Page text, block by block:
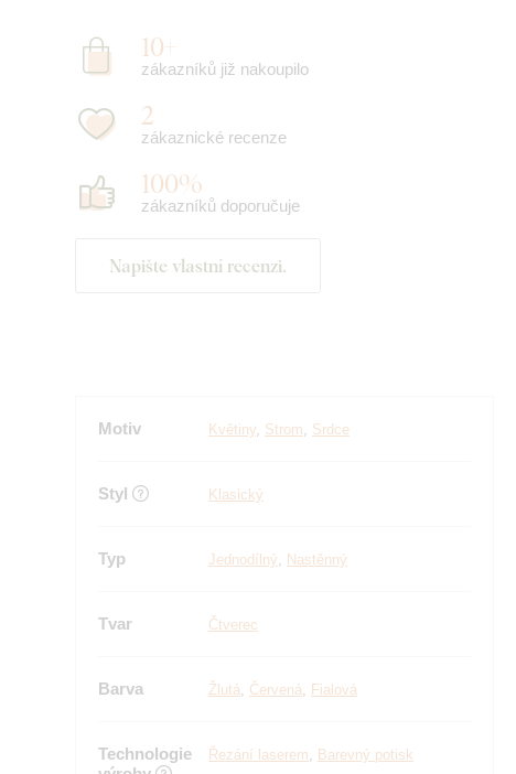
10+
zákazníků již nakoupilo
2
zákaznické recenze
100%
zákazníků doporučuje
Napište vlastní recenzi.
Motiv Květiny, Strom, Srdce
Styl Klasický
Typ Jednodílný, Nastěnný
Tvar Čtverec
Barva Žlutá, Červená, Fialová
Technologie
Řezání laserem, Barevný potisk